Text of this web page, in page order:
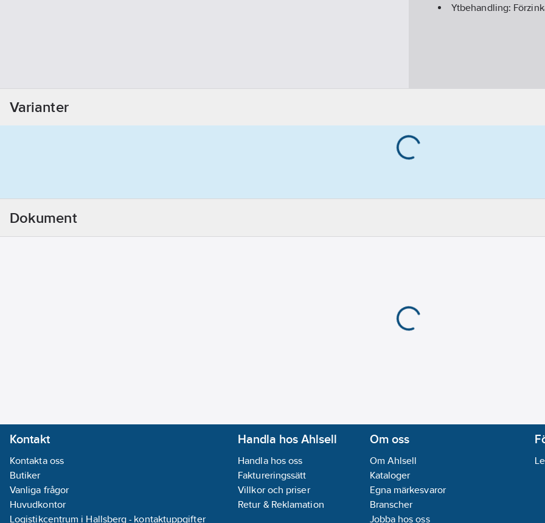
Ytbehandling:
Varianter
Dokument
Kontakt
Kontakta oss
Butiker
Vanliga frågor
Huvudkontor
Logistikcentrum i Hallsberg - kontaktuppgifter
Handla hos Ahlsell
Handla hos oss
Faktureringssätt
Villkor och priser
Retur & Reklamation
Om oss
Om Ahlsell
Kataloger
Egna märkesvaror
Branscher
Jobba hos oss